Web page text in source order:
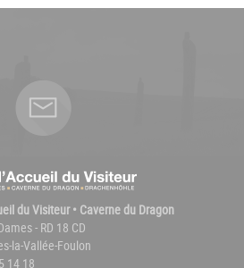
du Visiteur • Caverne du Dragon
- RD 18 CD
la-Vallée-Foulon
14 18